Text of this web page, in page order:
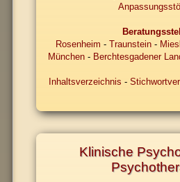
Rosenheim -Traunstein -
München- Berchtesgadener
Inhaltsverzeichnis -
Klinische